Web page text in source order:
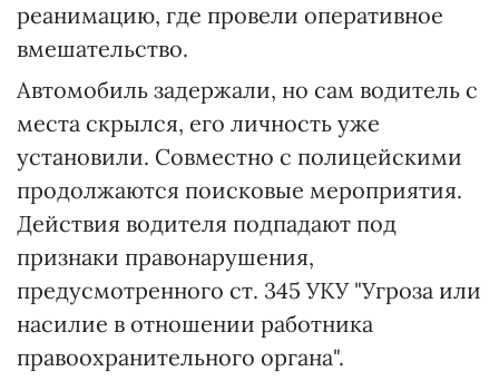
реанимацию, где провели оперативное
вмешательство.
Автомобиль задержали, но сам водитель с
места скрылся, его личность уже
установили. Совместно с полицейскими
продолжаются поисковые мероприятия.
Действия водителя подпадают под
признаки правонарушения,
предусмотренного ст. 345 УКУ "Угроза или
насилие в отношении работника
правоохранительного органа".